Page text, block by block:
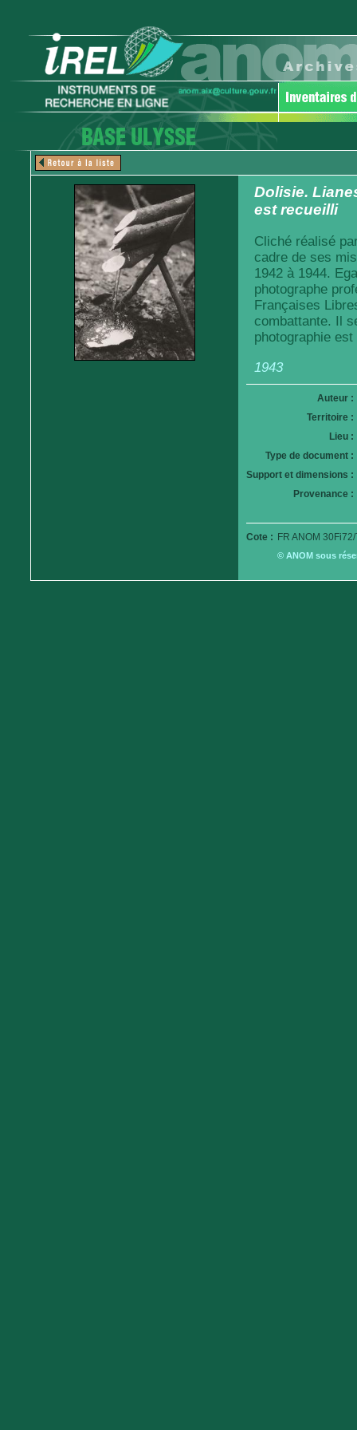
Dolisie.
est recueilli
Cliché réalisé
cadre de ses
1942 à 1944.
photographe
Françaises
combattante. Il
photographie
1943
Auteur :
Territoire :
Lieu :
Type de document :
Support et dimensions :
Provenance :
Cote : FR ANOM
© ANOM sous